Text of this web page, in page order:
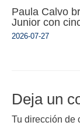
Paula Calvo
Junior con
2026-07-27
Deja un
Tu dirección de